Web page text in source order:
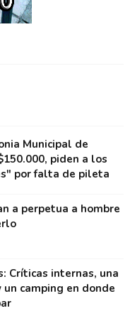
Municipal de
piden a los
por falta de pileta
a perpetua a hombre
Críticas internas, una
camping en donde